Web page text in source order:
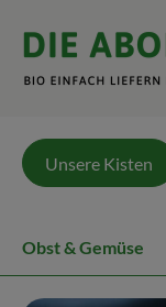
Unsere Kisten
Obst & Gemüse